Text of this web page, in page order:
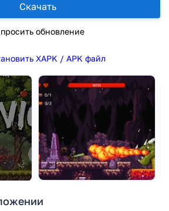
Скачать
обновление
XAPK / APK файл